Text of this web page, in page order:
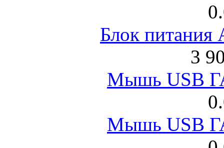
Блок питания
3
Мышь USB
Мышь USB